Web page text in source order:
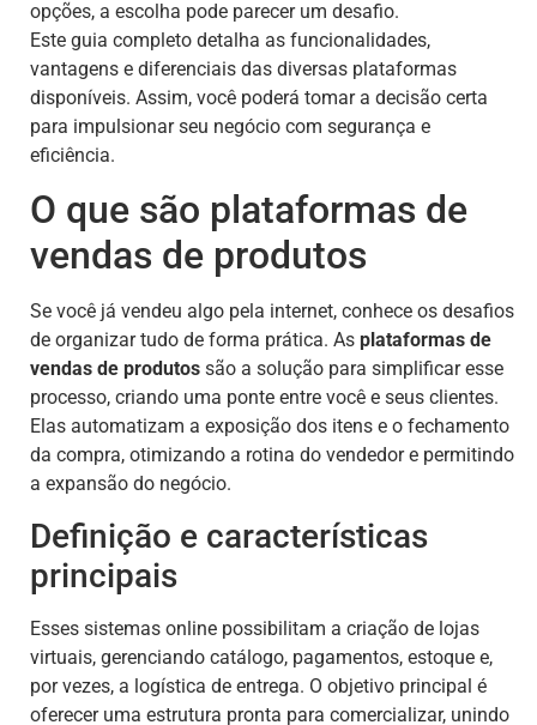
opções, a escolha pode parecer um desafio.
Este guia completo detalha as funcionalidades,
vantagens e diferenciais das diversas plataformas
disponíveis. Assim, você poderá tomar a decisão certa
para impulsionar seu negócio com segurança e
eficiência.
O que são plataformas de
vendas de produtos
Se você já vendeu algo pela internet, conhece os desafios
de organizar tudo de forma prática. As plataformas de
vendas de produtos são a solução para simplificar esse
processo, criando uma ponte entre você e seus clientes.
Elas automatizam a exposição dos itens e o fechamento
da compra, otimizando a rotina do vendedor e permitindo
a expansão do negócio.
Definição e características
principais
Esses sistemas online possibilitam a criação de lojas
virtuais, gerenciando catálogo, pagamentos, estoque e,
por vezes, a logística de entrega. O objetivo principal é
oferecer uma estrutura pronta para comercializar, unindo